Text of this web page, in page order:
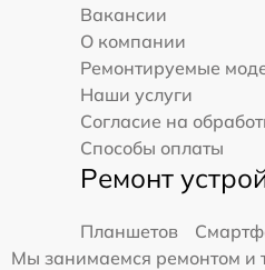
Вакансии
О компании
Ремонтируемые
Наши услуги
Согласие на
Способы оплаты
Ремонт
Планшетов
Мы занимаемся ремонтом и